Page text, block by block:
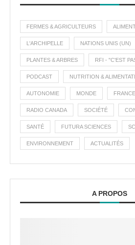
FERMES & AGRICULTEURS
L'ARCHIPELLE NATIONS UNIS (UN)
PLANTES & ARBRES RFI - "C'EST
PODCAST NUTRITION &
AUTONOMIE MONDE
RADIO CANADA SOCIÉTÉ
SANTÉ FUTURA SCIENCES
ENVIRONNEMENT ACTUALITÉS
A PROPOS